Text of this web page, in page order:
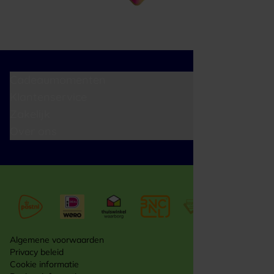
Algemene voorwaarden
Privacy beleid
Cookie informatie